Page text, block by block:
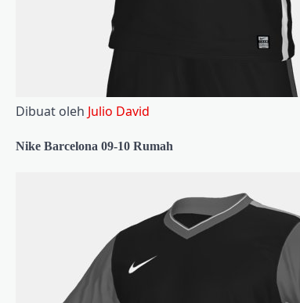
Dibuat oleh Julio David
Nike Barcelona 09-10 Rumah